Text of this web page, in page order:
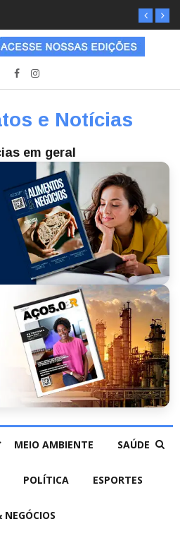
e Notícias
em geral
MEIO AMBIENTE SAÚDE
POLÍTICA ESPORTES
NEGÓCIOS